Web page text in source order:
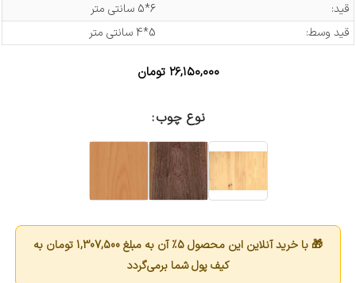
قید:
6*5 سانتی متر
قید وسط:
5*4 سانتی متر
۲۶,۱۵۰,۰۰۰ تومان
نوع چوب
🎁 با خرید آنلاین این محصول 5٪ آن به مبلغ 1,307,500تومان به
کیف پول شما برمی‌گردد